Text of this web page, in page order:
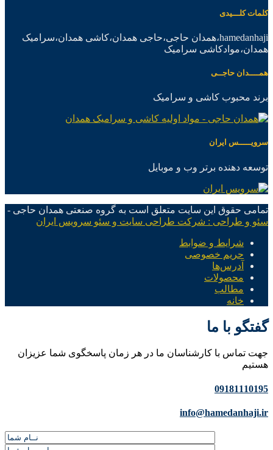
کلمات کلـــیدی
hamedanhaji،همدان حاجی،حاجی همدان،کاشی همدان،سرامیک
همدان،موادکاشی سرامیک
همــــدان حاجــی
برند محبوب کاشی و سرامیک
سرویـــــس ایران
توسعه دهنده برتر وب و موبایل
تمامی حقوق این سایت متعلق است به گروه صنعتی همدان حاجی -
سئو و طراحی : شرکت طراحی سایت و سئو سرویس ایران
شرایط و ضوابط
حریم خصوصی
آدرس‌ها
محصولات
مطالب
خانه
گفتگو با ما
جهت تماس با کارشناسان ما در هر زمان پاسخگوی شما عزیزان
هستیم
09181110195
info@hamedanhaji.ir